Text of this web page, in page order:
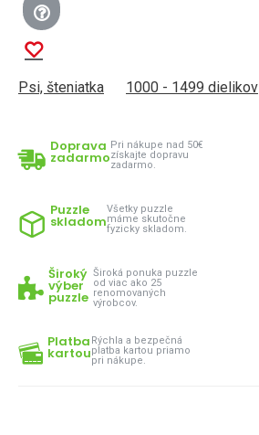
Psi, šteniatka 1000 - 1499 dielikov
Doprava
zadarmo
Pri nákupe nad 50€
získajte dopravu
zadarmo.
Puzzle
skladom
Všetky puzzle
máme skutočne
fyzicky skladom.
Široký
výber
puzzle
Široká ponuka puzzle
od viac ako 25
renomovaných
výrobcov.
Platba
kartou
Rýchla a bezpečná
platba kartou priamo
pri nákupe.